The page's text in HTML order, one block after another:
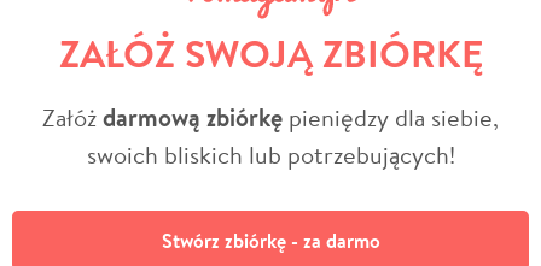
ZAŁÓŻ SWOJĄ ZBIÓRKĘ
Załóżdarmową zbiórkę pieniędzy dla siebie,
swoich bliskich lub potrzebujących!
Stwórz zbiórkę - za darmo